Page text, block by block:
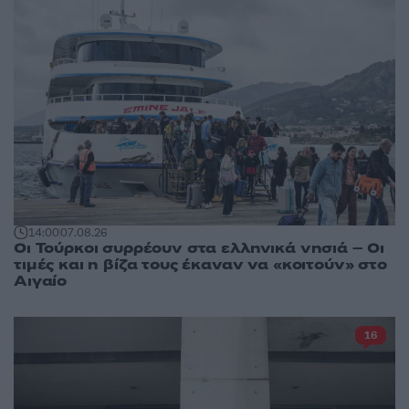
14:0007.08.26
Οι Τούρκοι συρρέουν στα ελληνικά νησιά – Οι
τιμές και η βίζα τους έκαναν να «κοιτούν» στο
Αιγαίο
16